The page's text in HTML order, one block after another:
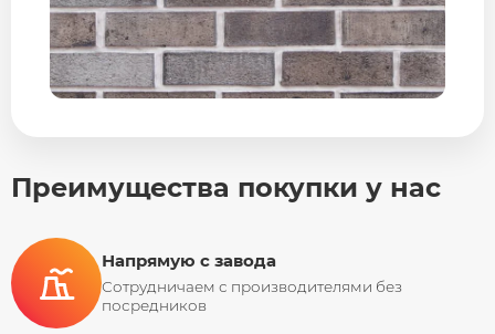
Преимущества покупки у нас
Напрямую с завода
Сотрудничаем с производителями без
посредников